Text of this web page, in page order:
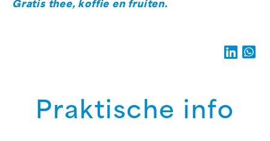
Gratis thee, koffie en fruiten.
Praktische info